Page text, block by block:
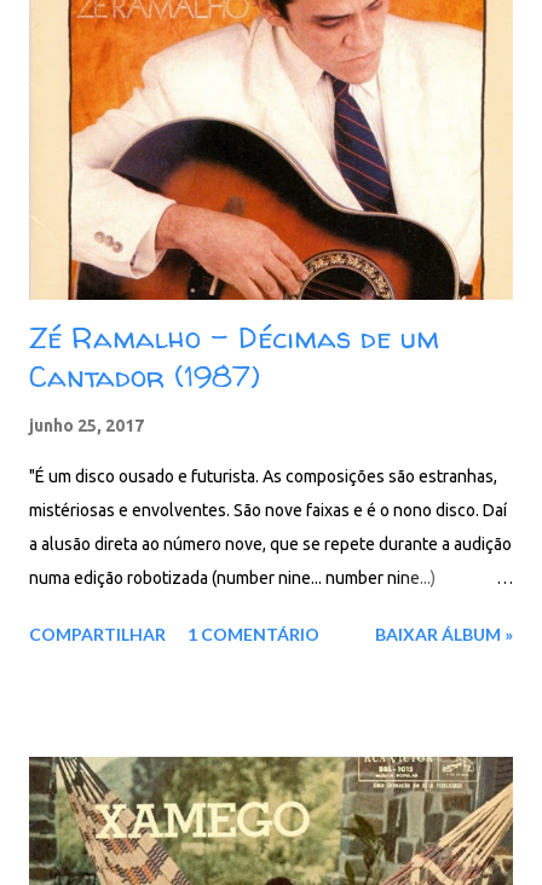
parceiros como Carlos Cachaça, Dalmo Castelli, Elton Medeiros
e Nuno Veloso. Entre elas, estão “Acontece”, “Alvorada”, “Tive
Sim” e “O Sol Nascerá”. Faixas: 01. Disfarça e Chora 02. Sim 03.
Corra e Olhe o Céu 04. Acontece 05. Tive Sim 06. O Sol Nascerá -
A Sorrir 07. Alvorada 08. Festa Da Vinda 09. Quem Me Vê
Sorrindo 10. Amor Proibido 11. Ordernes e Farei 12. Alegria
Carto...
Zé Ramalho - Décimas de um
Cantador (1987)
junho 25, 2017
"É um disco ousado e futurista. As composições são estranhas,
mistériosas e envolventes. São nove faixas e é o nono disco. Daí
a alusão direta ao número nove, que se repete durante a audição
numa edição robotizada (number nine... number nine...)
sonoridade era, para a época (1987), totalmente inovadora.
"Acredite quem quiser", onde usamos palmas (claps), criando um
clima gospel/religioso. Apesar do envolvimento que tive com
drogas, consegui virar essa página de minha carreira e depois de
COMPARTILHAR 1 COMENTÁRIO BAIXAR ÁLBUM »